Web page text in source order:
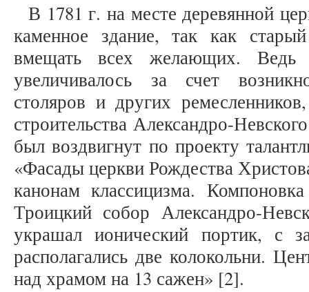
В 1781 г. на месте деревянной
каменное здание, так как
вмещать всех желающих. Ведь
увеличивалось за счет
столяров и других
строительства Александро-
был воздвигнут по проекту
«Фасады церкви Рождества
канонам классицизма.
Троицкий собор Александро-
украшал ионический портик, с
располагались две колокольни.
над храмом на 13 сажен» [2].